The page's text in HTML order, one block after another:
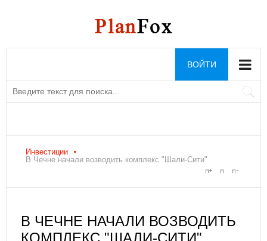
ВОЙТИ
Инвестиции
В Чечне начали возводить комплекс "Шали-Сити"
В ЧЕЧНЕ НАЧАЛИ ВОЗВОДИТЬ
КОМПЛЕКС "ШАЛИ-СИТИ"